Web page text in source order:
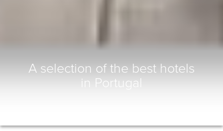
A selection of the best hotels
in Portugal